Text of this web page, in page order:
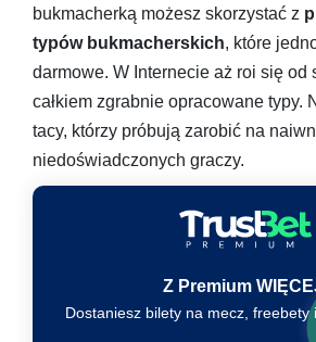
bukmacherką możesz skorzystać z
typów bukmacherskich, które
darmowe. W Internecie aż roi się od
całkiem zgrabnie opracowane typy.
tacy, którzy próbują zarobić na
niedoświadczonych graczy.
Z Premium
Dostaniesz bilety na mecz, freebety